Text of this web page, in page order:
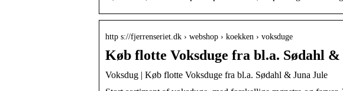
http s://fjerrenseriet.dk › webshop › koekken › voksduge
Køb flotte Voksduge fra bl.a. Sødahl
Voksdug | Køb flotte Voksduge fra bl.a. Sødahl & Juna Jule